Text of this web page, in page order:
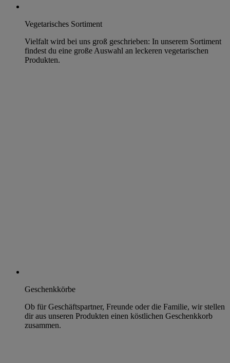
Vegetarisches Sortiment
Vielfalt wird bei uns groß geschrieben: In unserem Sortiment
findest du eine große Auswahl an leckeren vegetarischen
Produkten.
Geschenkkörbe
Ob für Geschäftspartner, Freunde oder die Familie, wir stellen
dir aus unseren Produkten einen köstlichen Geschenkkorb
zusammen.